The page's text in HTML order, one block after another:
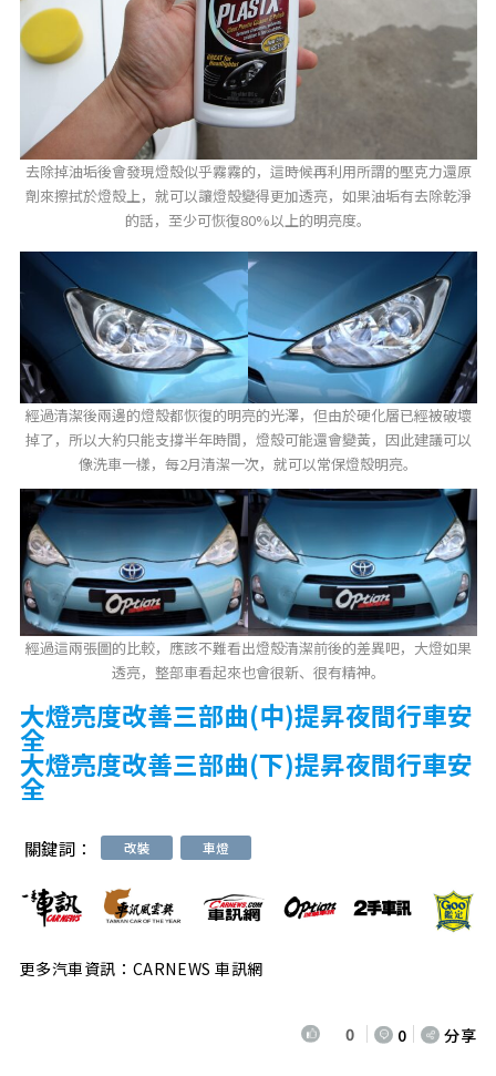
去除掉油垢後會發現燈殼似乎霧霧的，這時候再利用所謂的壓克力還原
劑來擦拭於燈殼上，就可以讓燈殼變得更加透亮，如果油垢有去除乾淨
的話，至少可恢復80%以上的明亮度。
經過清潔後兩邊的燈殼都恢復的明亮的光澤，但由於硬化層已經被破壞
掉了，所以大約只能支撐半年時間，燈殼可能還會變黃，因此建議可以
像洗車一樣，每2月清潔一次，就可以常保燈殼明亮。
經過這兩張圖的比較，應該不難看出燈殼清潔前後的差異吧，大燈如果
透亮，整部車看起來也會很新、很有精神。
大燈亮度改善三部曲(中)提昇夜間行車安
全
大燈亮度改善三部曲(下)提昇夜間行車安
全
關鍵詞： 改裝 車燈
更多汽車資訊：CARNEWS 車訊網
0 0 分享